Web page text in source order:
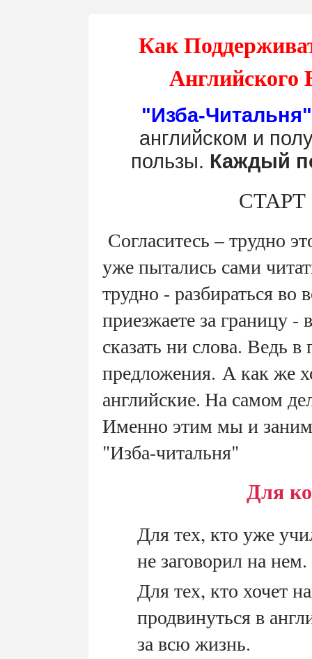
Как
"Изба-Читальня"
английском и
пользы. Каждый
Согласитесь – трудно
уже пытались сами
трудно - разбираться
приезжаете за границу
сказать ни слова. Ведь
предложения. А как же
английские. На самом
Именно этим мы и
"Изба-читальня"
Для
Для тех, кто уже
не заговорил на нем.
Для тех, кто хочет
продвинуться в
за всю жизнь.